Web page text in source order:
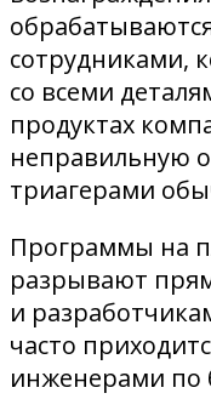
сотрудниками,
со всеми
продуктах
неправильную
триагерами
Программы на
разрывают
и
часто
инженерами по